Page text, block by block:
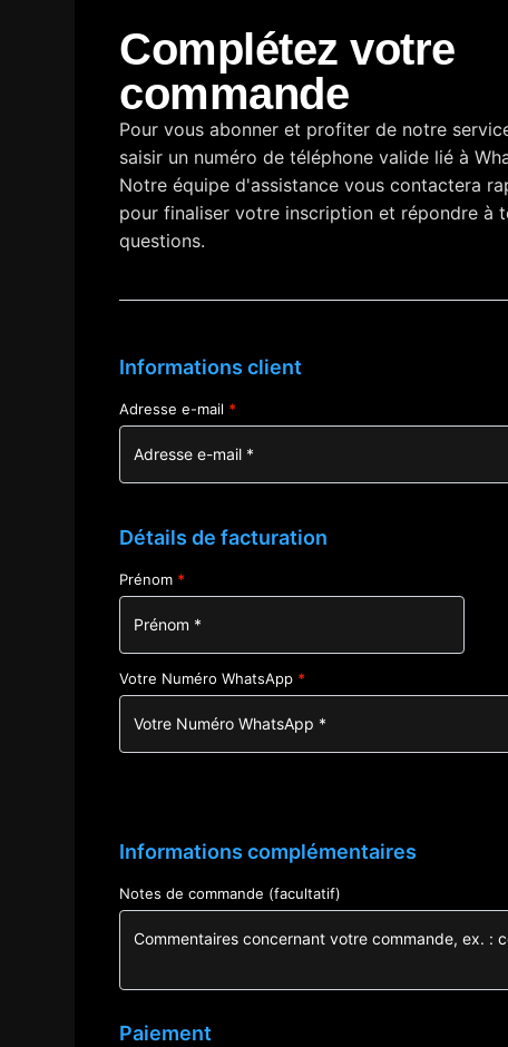
Complétez votre
commande
Pour vous abonner et profiter de notre
saisir un numéro de téléphone valide lié à
Notre équipe d'assistance vous contactera
pour finaliser votre inscription et répondre à
questions.
Informations client
Adresse e-mail *
Détails de facturation
Prénom *
Votre Numéro WhatsApp *
Informations complémentaires
Notes de commande (facultatif)
Paiement